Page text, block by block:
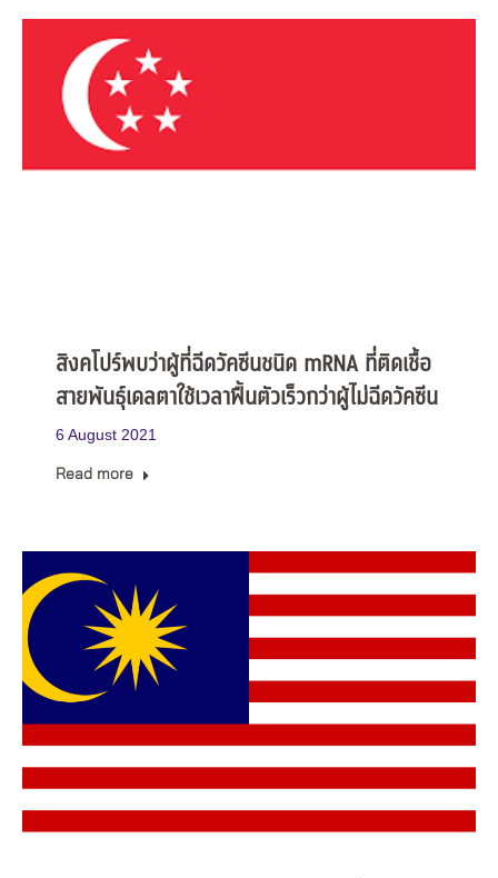
สิงคโปร์พบว่าผู้ที่ฉีดวัคซีนชนิด mRNA ที่ติดเชื้อ
สายพันธุ์เดลตาใช้เวลาฟื้นตัวเร็วกว่าผู้ไม่ฉีดวัคซีน
6 August 2021
Read more